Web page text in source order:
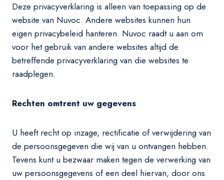
Deze privacyverklaring is alleen van toepassing op de
website van Nuvoc. Andere websites kunnen hun
eigen privacybeleid hanteren. Nuvoc raadt u aan om
voor het gebruik van andere websites altijd de
betreffende privacyverklaring van die websites te
raadplegen.
Rechten omtrent uw gegevens
U heeft recht op inzage, rectificatie of verwijdering van
de persoonsgegeven die wij van u ontvangen hebben.
Tevens kunt u bezwaar maken tegen de verwerking van
uw persoonsgegevens of een deel hiervan, door ons